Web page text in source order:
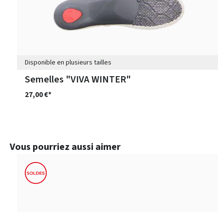
Disponible en plusieurs tailles
Semelles "VIVA WINTER"
27,00 €*
Ignorer la galerie de produits
Vous pourriez aussi aimer